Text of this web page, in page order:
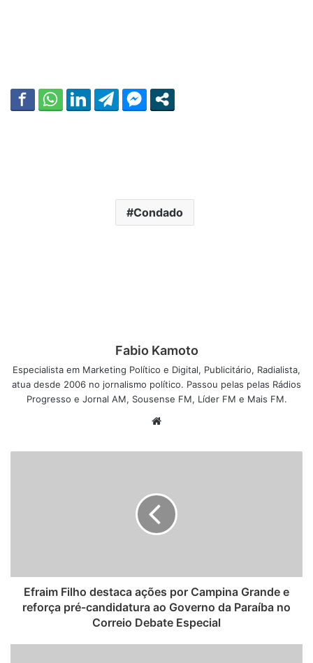
Condado
Fabio Kamoto
Especialista em Marketing Político e Digital, Publicitário, Radialista,
atua desde 2006 no jornalismo político. Passou pelas pelas Rádios
Progresso e Jornal AM, Sousense FM, Líder FM e Mais FM.
b
Efraim Filho destaca ações por Campina Grande e
reforça pré-candidatura ao Governo da Paraíba no
Correio Debate Especial